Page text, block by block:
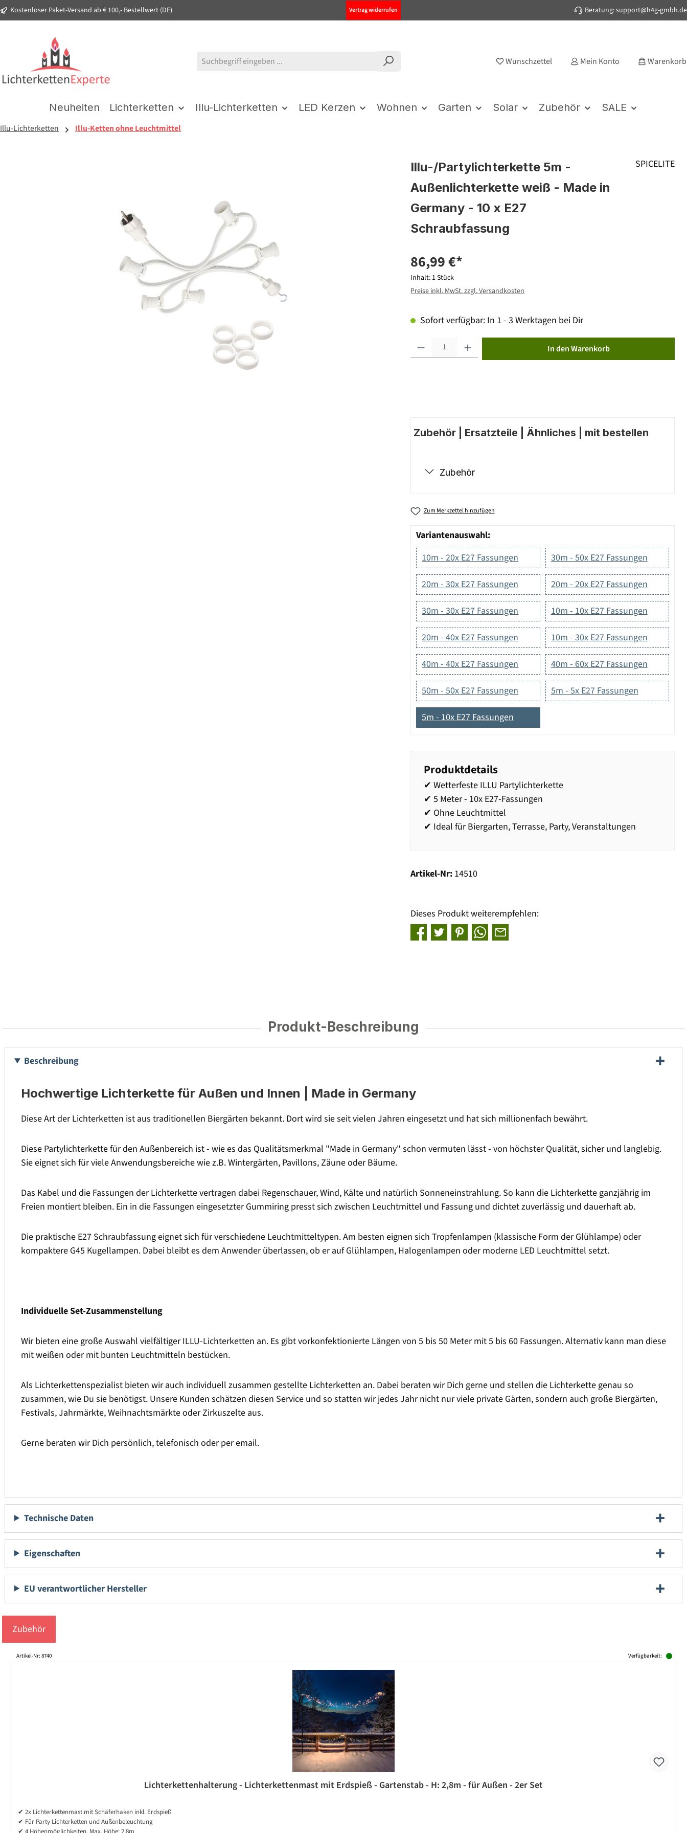
Zur Hauptnavigation springen
Kostenloser Paket-Versand ab € 100,- Bestellwert (DE) Vertrag widerrufen Beratung: support@h4g-gmbh.de
Wunschzettel Mein Konto Warenkorb
Neuheiten Lichterketten Illu-Lichterketten LED Kerzen Wohnen Garten Solar Zubehör SALE
Illu-Lichterketten Illu-Ketten ohne Leuchtmittel
Illu-/Partylichterkette 5m -
Außenlichterkette weiß - Made in
Germany - 10 x E27
Schraubfassung
SPICELITE
86,99 €*
Inhalt: 1 Stück
Preise inkl. MwSt. zzgl. Versandkosten
Sofort verfügbar: In 1 - 3 Werktagen bei Dir
In den Warenkorb
Zubehör | Ersatzteile | Ähnliches | mit bestellen
Zubehör
Zum Merkzettel hinzufügen
Variantenauswahl:
10m - 20x E27 Fassungen
30m - 50x E27 Fassungen
20m - 30x E27 Fassungen 20m - 20x E27 Fassungen
30m - 30x E27 Fassungen 10m - 10x E27 Fassungen
20m - 40x E27 Fassungen 10m - 30x E27 Fassungen
40m - 40x E27 Fassungen 40m - 60x E27 Fassungen
50m - 50x E27 Fassungen 5m - 5x E27 Fassungen
5m - 10x E27 Fassungen
Produktdetails
✔ Wetterfeste ILLU Partylichterkette
✔ 5 Meter - 10x E27-Fassungen
✔ Ohne Leuchtmittel
✔ Ideal für Biergarten, Terrasse, Party, Veranstaltungen
Artikel-Nr: 14510
Dieses Produkt weiterempfehlen:
Produkt-Beschreibung
Beschreibung
Hochwertige Lichterkette für Außen und Innen | Made in Germany
Diese Art der Lichterketten ist aus traditionellen Biergärten bekannt. Dort wird sie seit vielen Jahren eingesetzt und hat sich millionenfach bewährt.
Diese Partylichterkette für den Außenbereich ist - wie es das Qualitätsmerkmal "Made in Germany" schon vermuten lässt - von höchster Qualität, sicher und langlebig.
Sie eignet sich für viele Anwendungsbereiche wie z.B. Wintergärten, Pavillons, Zäune oder Bäume.
Das Kabel und die Fassungen der Lichterkette vertragen dabei Regenschauer, Wind, Kälte und natürlich Sonneneinstrahlung. So kann die Lichterkette ganzjährig im
Freien montiert bleiben. Ein in die Fassungen eingesetzter Gummiring presst sich zwischen Leuchtmittel und Fassung und dichtet zuverlässig und dauerhaft ab.
Die praktische E27 Schraubfassung eignet sich für verschiedene Leuchtmitteltypen. Am besten eignen sich Tropfenlampen (klassische Form der Glühlampe) oder
kompaktere G45 Kugellampen. Dabei bleibt es dem Anwender überlassen, ob er auf Glühlampen, Halogenlampen oder moderne LED Leuchtmittel setzt.
Individuelle Set-Zusammenstellung
Wir bieten eine große Auswahl vielfältiger ILLU-Lichterketten an. Es gibt vorkonfektionierte Längen von 5 bis 50 Meter mit 5 bis 60 Fassungen. Alternativ kann man diese
mit weißen oder mit bunten Leuchtmitteln bestücken.
Als Lichterkettenspezialist bieten wir auch individuell zusammen gestellte Lichterketten an. Dabei beraten wir Dich gerne und stellen die Lichterkette genau so
zusammen, wie Du sie benötigst. Unsere Kunden schätzen diesen Service und so statten wir jedes Jahr nicht nur viele private Gärten, sondern auch große Biergärten,
Festivals, Jahrmärkte, Weihnachtsmärkte oder Zirkuszelte aus.
Gerne beraten wir Dich persönlich, telefonisch oder per email.
Technische Daten
Eigenschaften
EU verantwortlicher Hersteller
Zubehör
Produktgalerie überspringen
Artikel-Nr: 8740 Verfügbarkeit:
Lichterkettenhalterung - Lichterkettenmast mit Erdspieß - Gartenstab - H: 2,8m - für Außen - 2er Set
✔ 2x Lichterkettenmast mit Schäferhaken inkl. Erdspieß
✔ Für Party Lichterketten und Außenbeleuchtung